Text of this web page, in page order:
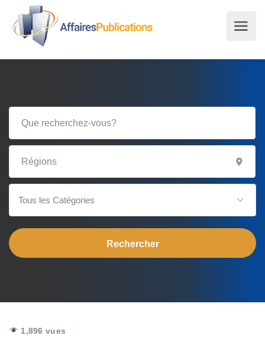
Tous les Catégories
1,896 vues